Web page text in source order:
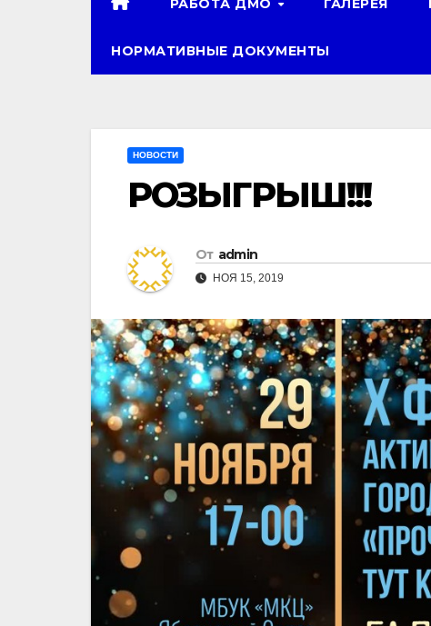
РАБОТА ДМО ГАЛЕРЕЯ
НОРМАТИВНЫЕ ДОКУМЕНТЫ
НОВОСТИ
РОЗЫГРЫШ!!!
От admin
НОЯ 15, 2019